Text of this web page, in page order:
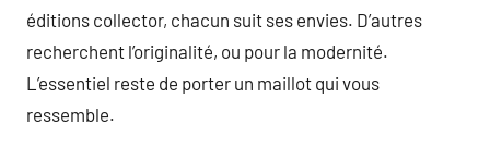
éditions collector, chacun suit ses envies. D’autres
recherchent l’originalité, ou pour la modernité.
L’essentiel reste de porter un maillot qui vous
ressemble.